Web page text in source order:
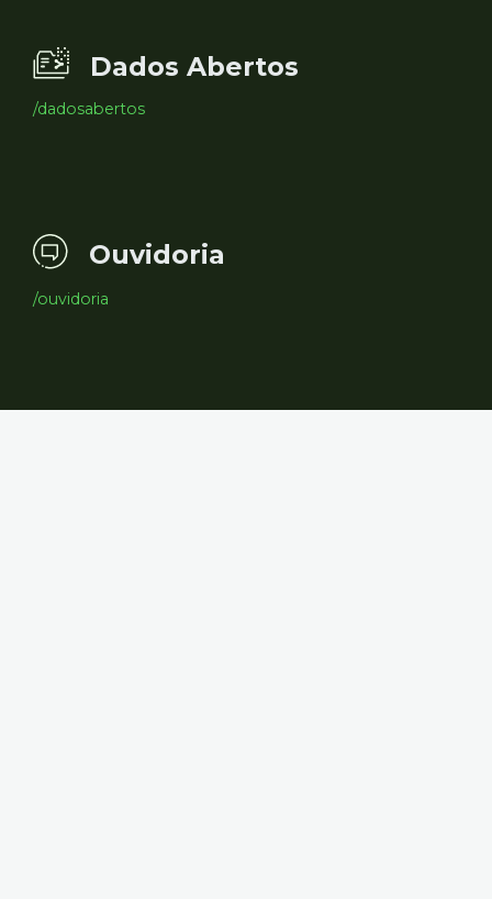
Dados Abertos
/dadosabertos
Ouvidoria
/ouvidoria